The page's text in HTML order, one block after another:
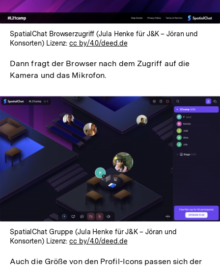
SpatialChat Browserzugriff (Jula Henke für J&K – Jöran und
Konsorten) Lizenz:cc by/4.0/deed.de
Dann fragt der Browser nach dem Zugriff auf die
Kamera und das Mikrofon.
SpatialChat Gruppe (Jula Henke für J&K – Jöran und
Konsorten) Lizenz:cc by/4.0/deed.de
Auch die Größe von den Profil-Icons passen sich der